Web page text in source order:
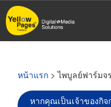
ข้าม
ไป
หน้าแรก > ไพบูลย์ฟาร์มจ
หากคุณเป็นเจ้าของกิ